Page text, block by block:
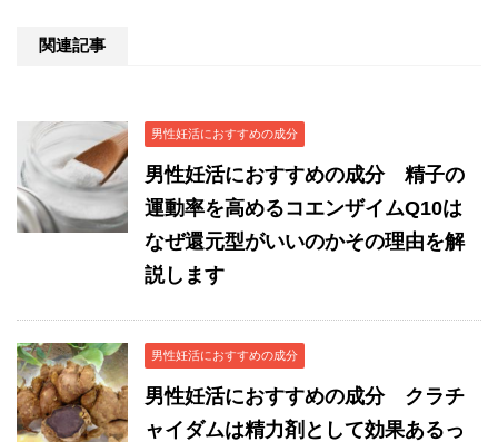
関連記事
男性妊活におすすめの成分
男性妊活におすすめの成分 精子の
運動率を高めるコエンザイムQ10は
なぜ還元型がいいのかその理由を解
説します
男性妊活におすすめの成分
男性妊活におすすめの成分 クラチ
ャイダムは精力剤として効果あるっ